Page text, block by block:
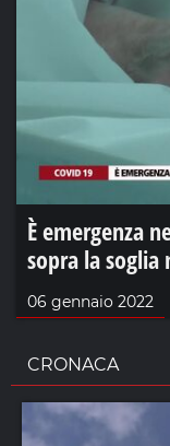
È emergenza
sopra la soglia
06 gennaio 2022
CRONACA